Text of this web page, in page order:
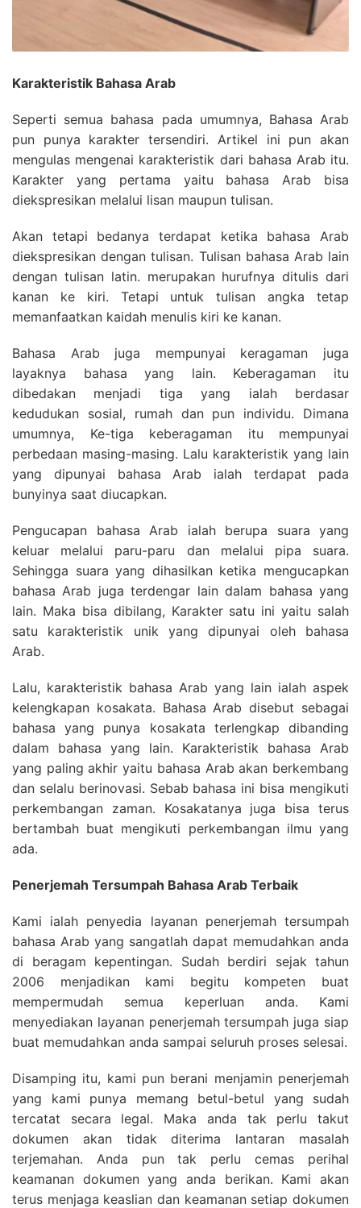
Karakteristik Bahasa Arab
Seperti semua bahasa pada umumnya, Bahasa Arab
pun punya karakter tersendiri. Artikel ini pun akan
mengulas mengenai karakteristik dari bahasa Arab itu.
Karakter yang pertama yaitu bahasa Arab bisa
diekspresikan melalui lisan maupun tulisan.
Akan tetapi bedanya terdapat ketika bahasa Arab
diekspresikan dengan tulisan. Tulisan bahasa Arab lain
dengan tulisan latin. merupakan hurufnya ditulis dari
kanan ke kiri. Tetapi untuk tulisan angka tetap
memanfaatkan kaidah menulis kiri ke kanan.
Bahasa Arab juga mempunyai keragaman juga
layaknya bahasa yang lain. Keberagaman itu
dibedakan menjadi tiga yang ialah berdasar
kedudukan sosial, rumah dan pun individu. Dimana
umumnya, Ke-tiga keberagaman itu mempunyai
perbedaan masing-masing. Lalu karakteristik yang lain
yang dipunyai bahasa Arab ialah terdapat pada
bunyinya saat diucapkan.
Pengucapan bahasa Arab ialah berupa suara yang
keluar melalui paru-paru dan melalui pipa suara.
Sehingga suara yang dihasilkan ketika mengucapkan
bahasa Arab juga terdengar lain dalam bahasa yang
lain. Maka bisa dibilang, Karakter satu ini yaitu salah
satu karakteristik unik yang dipunyai oleh bahasa
Arab.
Lalu, karakteristik bahasa Arab yang lain ialah aspek
kelengkapan kosakata. Bahasa Arab disebut sebagai
bahasa yang punya kosakata terlengkap dibanding
dalam bahasa yang lain. Karakteristik bahasa Arab
yang paling akhir yaitu bahasa Arab akan berkembang
dan selalu berinovasi. Sebab bahasa ini bisa mengikuti
perkembangan zaman. Kosakatanya juga bisa terus
bertambah buat mengikuti perkembangan ilmu yang
ada.
Penerjemah Tersumpah Bahasa Arab Terbaik
Kami ialah penyedia layanan penerjemah tersumpah
bahasa Arab yang sangatlah dapat memudahkan anda
di beragam kepentingan. Sudah berdiri sejak tahun
2006 menjadikan kami begitu kompeten buat
mempermudah semua keperluan anda. Kami
menyediakan layanan penerjemah tersumpah juga siap
buat memudahkan anda sampai seluruh proses selesai.
Disamping itu, kami pun berani menjamin penerjemah
yang kami punya memang betul-betul yang sudah
tercatat secara legal. Maka anda tak perlu takut
dokumen akan tidak diterima lantaran masalah
terjemahan. Anda pun tak perlu cemas perihal
keamanan dokumen yang anda berikan. Kami akan
terus menjaga keaslian dan keamanan setiap dokumen